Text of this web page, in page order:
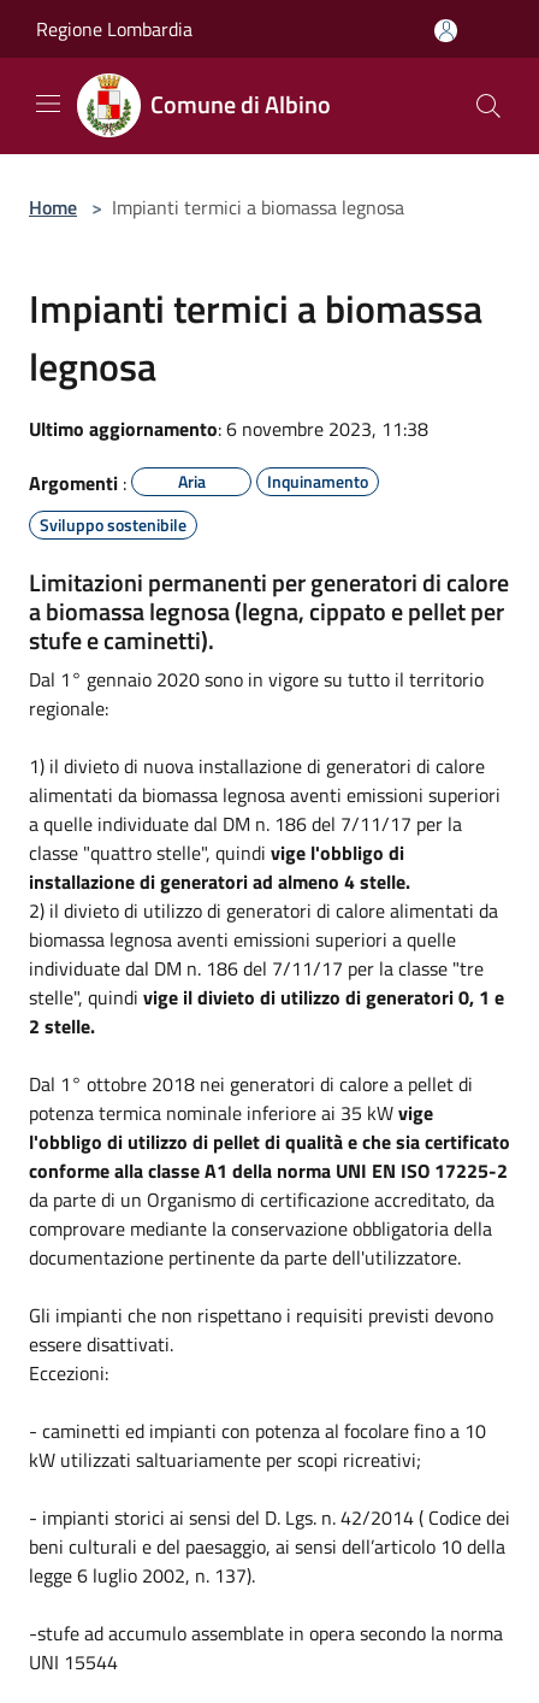
Regione Lombardia
Comune di Albino
Home > Impianti termici a biomassa legnosa
Impianti termici a biomassa
legnosa
Ultimo aggiornamento: 6 novembre 2023, 11:38
Argomenti : Aria
Inquinamento
Sviluppo sostenibile
Limitazioni permanenti per generatori di calore
a biomassa legnosa (legna, cippato e pellet per
stufe e caminetti).
Dal 1° gennaio 2020 sono in vigore su tutto il territorio
regionale:
1) il divieto di nuova installazione di generatori di calore
alimentati da biomassa legnosa aventi emissioni superiori
a quelle individuate dal DM n. 186 del 7/11/17 per la
classe "quattro stelle", quindi vige l'obbligo di
installazione di generatori ad almeno 4 stelle.
2) il divieto di utilizzo di generatori di calore alimentati da
biomassa legnosa aventi emissioni superiori a quelle
individuate dal DM n. 186 del 7/11/17 per la classe "tre
stelle", quindi vige il divieto di utilizzo di generatori 0, 1 e
2 stelle.
Dal 1° ottobre 2018 nei generatori di calore a pellet di
potenza termica nominale inferiore ai 35 kWvige
l'obbligo di utilizzo di pellet di qualità e che sia certificato
conforme alla classe A1 della norma UNI EN ISO 17225-2
da parte di un Organismo di certificazione accreditato, da
comprovare mediante la conservazione obbligatoria della
documentazione pertinente da parte dell'utilizzatore.
Gli impianti che non rispettano i requisiti previsti devono
essere disattivati.
Eccezioni:
- caminetti ed impianti con potenza al focolare fino a 10
kW utilizzati saltuariamente per scopi ricreativi;
- impianti storici ai sensi del D. Lgs. n. 42/2014 ( Codice dei
beni culturali e del paesaggio, ai sensi dell’articolo 10 della
legge6 luglio 2002, n. 137).
-stufe ad accumuloassemblate in opera secondo la norma
UNI 15544